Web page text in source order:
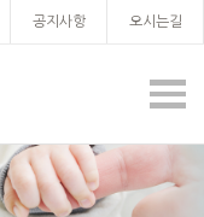
공지사항 오시는길